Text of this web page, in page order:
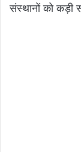
संस्थानों को कड़ी